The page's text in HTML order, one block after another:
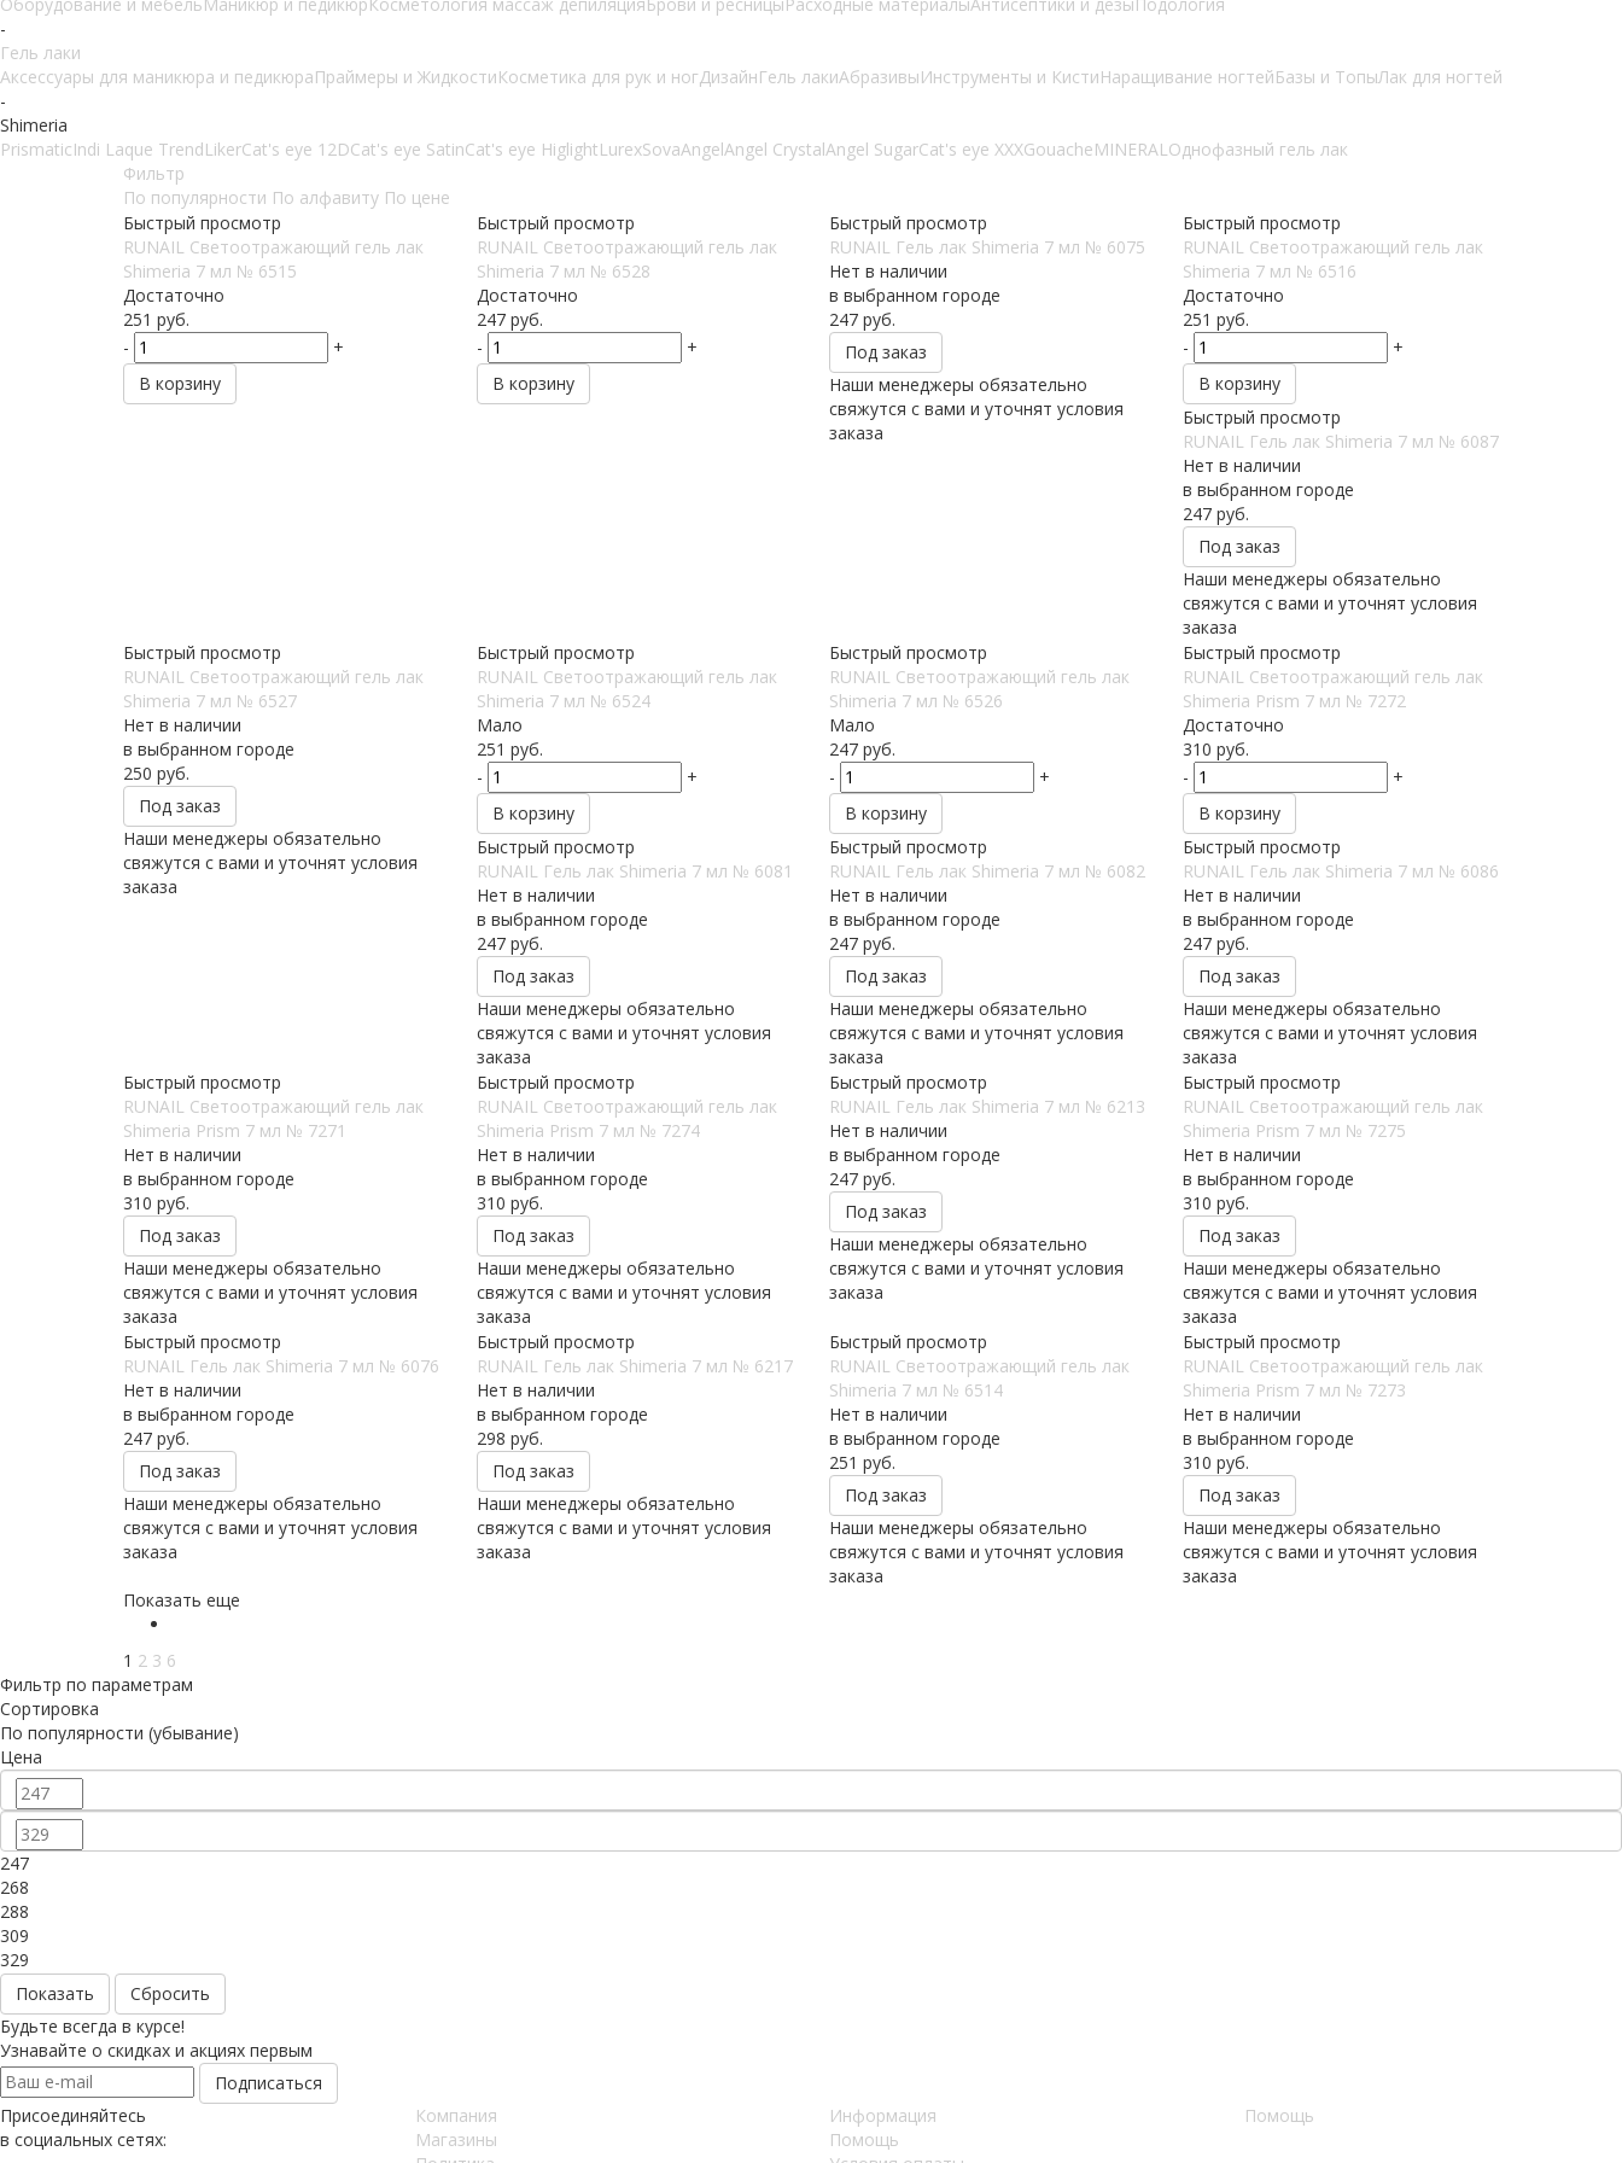
-
Гель лаки
Аксессуары для маникюра и педикюраПраймеры и ЖидкостиКосметика для рук и ногДизайнГель лакиАбразивыИнструменты и КистиНаращивание ногтейБазы и ТопыЛак для ногтей
-
Shimeria
PrismaticIndi Laque TrendLikerCat's eye 12DCat's eye SatinCat's eye HiglightLurexSovaAngelAngel CrystalAngel SugarCat's eye XXXGouacheMINERALОднофазный гель лак
Фильтр
По популярности По алфавиту По цене
Быстрый просмотр
RUNAIL Светоотражающий гель лак
Shimeria 7 мл № 6515
Достаточно
251 руб.
-
+
В корзину
Быстрый просмотр
RUNAIL Светоотражающий гель лак
Shimeria 7 мл № 6528
Достаточно
247руб.
-
+
В корзину
Быстрый просмотр
RUNAIL Гель лак Shimeria 7 мл № 6075
Нет в наличии
в выбранном городе
247 руб.
Под заказ
Наши менеджеры обязательно
свяжутся с вами и уточнят условия
заказа
Быстрый просмотр
RUNAIL Светоотражающий гель лак
Shimeria 7 мл № 6516
Достаточно
251 руб.
-
+
В корзину
Быстрый просмотр
RUNAIL Гель лак Shimeria 7 мл № 6087
Нет в наличии
в выбранном городе
247руб.
Под заказ
Наши менеджеры обязательно
свяжутся с вами и уточнят условия
заказа
Быстрый просмотр
RUNAIL Светоотражающий гель лак
Shimeria 7 мл № 6527
Нет в наличии
в выбранном городе
250 руб.
Под заказ
Наши менеджеры обязательно
свяжутся с вами и уточнят условия
заказа
Быстрый просмотр
RUNAIL Светоотражающий гель лак
Shimeria 7 мл № 6524
Мало
251 руб.
-
+
В корзину
Быстрый просмотр
RUNAIL Светоотражающий гель лак
Shimeria 7 мл № 6526
Мало
247 руб.
-
+
В корзину
Быстрый просмотр
RUNAIL Светоотражающий гель лак
Shimeria Prism 7 мл № 7272
Достаточно
310 руб.
-
+
В корзину
Быстрый просмотр
RUNAIL Гель лак Shimeria 7 мл № 6081
Нет в наличии
в выбранном городе
247руб.
Под заказ
Наши менеджеры обязательно
свяжутся с вами и уточнят условия
заказа
Быстрый просмотр
RUNAIL Гель лак Shimeria 7 мл № 6082
Нет в наличии
в выбранном городе
247 руб.
Под заказ
Наши менеджеры обязательно
свяжутся с вами и уточнят условия
заказа
Быстрый просмотр
RUNAIL Гель лак Shimeria 7 мл № 6086
Нет в наличии
в выбранном городе
247руб.
Под заказ
Наши менеджеры обязательно
свяжутся с вами и уточнят условия
заказа
Быстрый просмотр
RUNAIL Светоотражающий гель лак
Shimeria Prism 7 мл № 7271
Нет в наличии
в выбранном городе
310 руб.
Под заказ
Наши менеджеры обязательно
свяжутся с вами и уточнят условия
заказа
Быстрый просмотр
RUNAIL Светоотражающий гель лак
Shimeria Prism 7 мл № 7274
Нет в наличии
в выбранном городе
310 руб.
Под заказ
Наши менеджеры обязательно
свяжутся с вами и уточнят условия
заказа
Быстрый просмотр
RUNAIL Гель лак Shimeria 7 мл № 6213
Нет в наличии
в выбранном городе
247 руб.
Под заказ
Наши менеджеры обязательно
свяжутся с вами и уточнят условия
заказа
Быстрый просмотр
RUNAIL Светоотражающий гель лак
Shimeria Prism 7 мл № 7275
Нет в наличии
в выбранном городе
310 руб.
Под заказ
Наши менеджеры обязательно
свяжутся с вами и уточнят условия
заказа
Быстрый просмотр
RUNAIL Гель лак Shimeria 7 мл № 6076
Нет в наличии
в выбранном городе
247 руб.
Под заказ
Наши менеджеры обязательно
свяжутся с вами и уточнят условия
заказа
Быстрый просмотр
RUNAIL Гель лак Shimeria 7 мл № 6217
Нет в наличии
в выбранном городе
298 руб.
Под заказ
Наши менеджеры обязательно
свяжутся с вами и уточнят условия
заказа
Быстрый просмотр
RUNAIL Светоотражающий гель лак
Shimeria 7 мл № 6514
Нет в наличии
в выбранном городе
251 руб.
Под заказ
Наши менеджеры обязательно
свяжутся с вами и уточнят условия
заказа
Быстрый просмотр
RUNAIL Светоотражающий гель лак
Shimeria Prism 7 мл № 7273
Нет в наличии
в выбранном городе
310 руб.
Под заказ
Наши менеджеры обязательно
свяжутся с вами и уточнят условия
заказа
Показать еще
1 2 3 6
Фильтр по параметрам
Сортировка
По популярности (убывание)
Цена
247
268
288
309
329
Сбросить
Будьте всегда в курсе!
Узнавайте о скидках и акциях первым
Присоединяйтесь
в социальных сетях:
Компания
Магазины
Информация
Помощь
Помощь